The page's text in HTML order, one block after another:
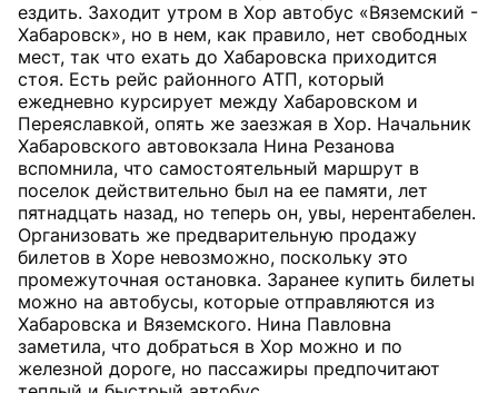
ездить. Заходит утром в Хор автобус «Вяземский -
Хабаровск», но в нем, как правило, нет свободных
мест, так что ехать до Хабаровска приходится
стоя. Есть рейс районного АТП, который
ежедневно курсирует между Хабаровском и
Переяславкой, опять же заезжая в Хор. Начальник
Хабаровского автовокзала Нина Резанова
вспомнила, что самостоятельный маршрут в
поселок действительно был на ее памяти, лет
пятнадцать назад, но теперь он, увы, нерентабелен.
Организовать же предварительную продажу
билетов в Хоре невозможно, поскольку это
промежуточная остановка. Заранее купить билеты
можно на автобусы, которые отправляются из
Хабаровска и Вяземского. Нина Павловна
заметила, что добраться в Хор можно и по
железной дороге, но пассажиры предпочитают